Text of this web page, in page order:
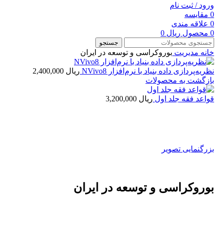
ورود / ثبت نام
0 مقایسه
0 علاقه مندی
0 محصول ریال
جستجو
خانه مديريت بوروکراسی و توسعه در ایران
نظریه‌پردازی داده‏ بنیاد با نرم‌افزار NVivo8 ریال
بازگشت به محصولات
قواعد فقه جلد اول ریال
بزرگنمایی تصویر
بوروکراسی و توسعه در ایران